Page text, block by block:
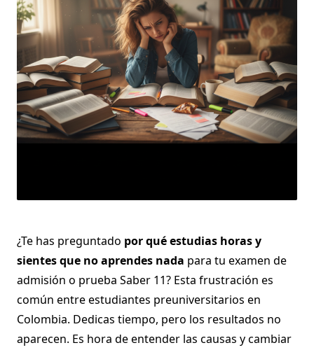
¿Te has preguntado por qué estudias horas y
sientes que no aprendes nada para tu examen de
admisión o prueba Saber 11? Esta frustración es
común entre estudiantes preuniversitarios en
Colombia. Dedicas tiempo, pero los resultados no
aparecen. Es hora de entender las causas y cambiar